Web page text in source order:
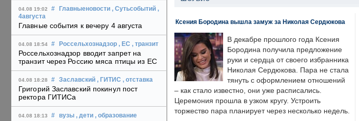
04.08 19:02 # Главныеновости , Сутьсобытий ,
4августа
Главные события к вечеру 4 августа
04.08 18:54 # Россельхознадзор , ЕС , транзит
Россельхознадзор вводит запрет на
транзит через Россию мяса птицы из ЕС
04.08 18:28 # Заславский , ГИТИС , отставка
Григорий Заславский покинул пост
ректора ГИТИСа
04.08 18:13 # вузы , дети , образование
Ксения Бородина вышла замуж за Николая Сердюкова
В декабре прошлого года Ксения
Бородина получила предложение
руки и сердца от своего избранника
Николая Сердюкова. Пара не стала
тянуть с оформлением отношений
– как стало известно, они уже расписались.
Церемония прошла в узком кругу. Устроить
торжество пара планирует через несколько недель.